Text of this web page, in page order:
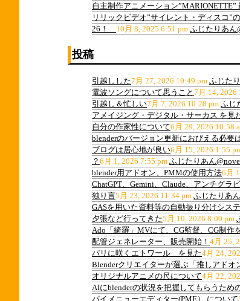
自主制作アニメーション”MARIONETTE”
リリックビデオ”サイレント・ディスコ”
26！ 10月 8, 2025 6:51 pm ふじたりあん
投稿
引越しした7月 27, 2026 10:49 pm ふじた
電波ソングについて思うこと 7月 14, 2026
引越し＆忙しい7月 7, 2026 10:28 pm ふじ
アメイジング・デジタル・サーカス を見
自分の作家性について6月 29, 2026 10:58
blenderのバージョン更新におびえる必要
ブログは居心地が良い6月 15, 2026 1:55
？ 6月 1, 2026 7:55 pm ふじたりあん
blender用アドオン、PMMの使用方法6月
ChatGPT、Gemini、Claude、アンチグラ
独り言5月 23, 2026 11:34 pm ふじたりあ
GASを用いた資料等の自動振り分けシス
夕張など行ってきた5月 10, 2026 8:00 pm
Ado「綺羅」MVにて、CG監督、CG制作
配管ジェネレーター、販売開始！ 4月 25,
パリに咲くエトワール を見た4月 24,
Blenderクリエイターが選ぶ「推しアドオ
オリジナルアニメの尺について4月 22,
AIにblenderの状況を把握してもらうため
パイメニューエディター(PME） について